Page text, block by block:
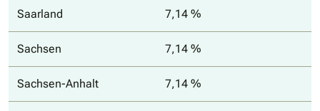
Saarland 7,14 %
Sachsen 7,14 %
Sachsen-Anhalt 7,14 %